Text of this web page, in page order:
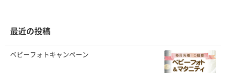
最近の投稿
ベビーフォトキャンペーン